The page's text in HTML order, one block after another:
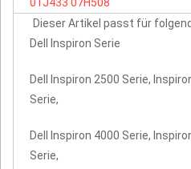
Dieser Artikel passt für
Dell Inspiron Serie
Dell Inspiron 2500 Serie,
Serie,
Dell Inspiron 4000 Serie,
Serie,